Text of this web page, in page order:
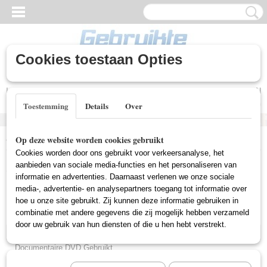
Inloggen
UW WINKELWAGEN
Home >Gebruikte DVD's>Comedy DVD Gebruikt
Gebruikte DVD's
Actie DVD Gebruikt
Box Sets Gebruikt
Documentaire DVD Gebruikt
Drama DVD Gebruikt
Cookies toestaan Opties
Toestemming Details Over
Op deze website worden cookies gebruikt
Cookies worden door ons gebruikt voor verkeersanalyse, het
aanbieden van sociale media-functies en het personaliseren van
informatie en advertenties. Daarnaast verlenen we onze sociale
media-, advertentie- en analysepartners toegang tot informatie over
hoe u onze site gebruikt. Zij kunnen deze informatie gebruiken in
combinatie met andere gegevens die zij mogelijk hebben verzameld
door uw gebruik van hun diensten of die u hen hebt verstrekt.